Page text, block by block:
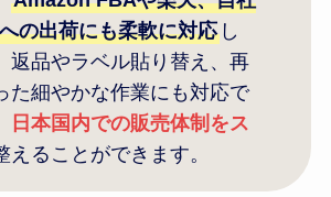
の出荷にも柔軟に対応し
返品やラベル貼り替え、再
た細やかな作業にも対応で
日本国内での販売体制をス
えることができます。